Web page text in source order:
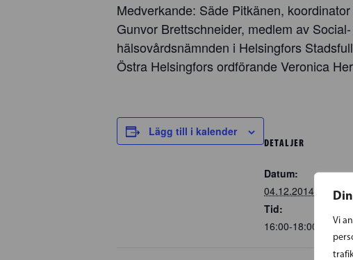
Vi
Medverkande: Säde Pitkänen,
Gunvor Brettschneider, medlem av
hälsovårdsnämnden i Helsingfors
Östra Helsingfors ordförande Veronica
Lägg till i kalender
DETALJER
Datum:
04.12.2014
Tid:
16:00-18:00
EET